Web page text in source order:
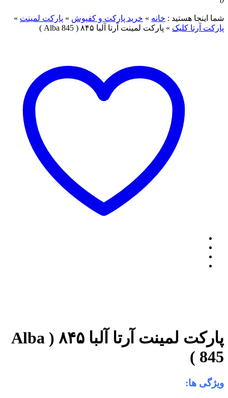
شما اینجا هستید : خانه » خرید پارکت و کفپوش » پارکت لمینت »
پارکت آرتا کلیک » پارکت لمینت آرتا آلبا ۸۴۵ ( Alba 845 )
پارکت لمینت آرتا آلبا ۸۴۵ ( Alba
845 )
ویژگی ها: